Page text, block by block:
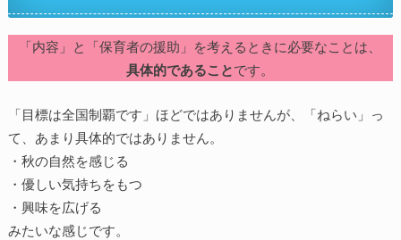
「内容」と「保育者の援助」を考えるときに必要なことは、
具体的であることです。
「目標は全国制覇です」ほどではありませんが、「ねらい」っ
て、あまり具体的ではありません。
・秋の自然を感じる
・優しい気持ちをもつ
・興味を広げる
みたいな感じです。